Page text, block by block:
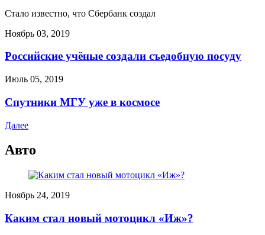
Стало известно, что Сбербанк создал
Ноябрь 03, 2019
Российские учёные создали съедобную посуду
Июль 05, 2019
Спутники МГУ уже в космосе
Далее
Авто
Ноябрь 24, 2019
Каким стал новый мотоцикл «Иж»?